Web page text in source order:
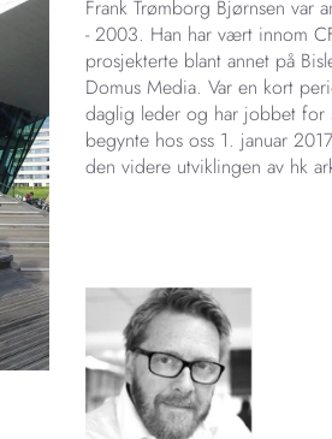
Frank Trømborg Bjørnsen var
- 2003. Han har vært innom
prosjekterte blant annet på
Domus Media. Var en kort
daglig leder og har jobbet for
begynte hos oss 1. januar
den videre utviklingen av hk